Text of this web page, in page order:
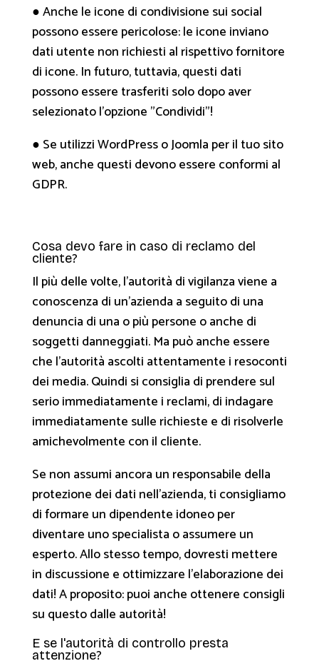
● Anche le icone di condivisione sui social
possono essere pericolose: le icone inviano
dati utente non richiesti al rispettivo fornitore
di icone. In futuro, tuttavia, questi dati
possono essere trasferiti solo dopo aver
selezionato l'opzione "Condividi"!
● Se utilizzi WordPress o Joomla per il tuo sito
web, anche questi devono essere conformi al
GDPR.
Cosa devo fare in caso di reclamo del
cliente?
Il più delle volte, l'autorità di vigilanza viene a
conoscenza di un'azienda a seguito di una
denuncia di una o più persone o anche di
soggetti danneggiati. Ma può anche essere
che l'autorità ascolti attentamente i resoconti
dei media. Quindi si consiglia di prendere sul
serio immediatamente i reclami, di indagare
immediatamente sulle richieste e di risolverle
amichevolmente con il cliente.
Se non assumi ancora un responsabile della
protezione dei dati nell'azienda, ti consigliamo
di formare un dipendente idoneo per
diventare uno specialista o assumere un
esperto. Allo stesso tempo, dovresti mettere
in discussione e ottimizzare l'elaborazione dei
dati! A proposito: puoi anche ottenere consigli
su questo dalle autorità!
E se l'autorità di controllo presta
attenzione?